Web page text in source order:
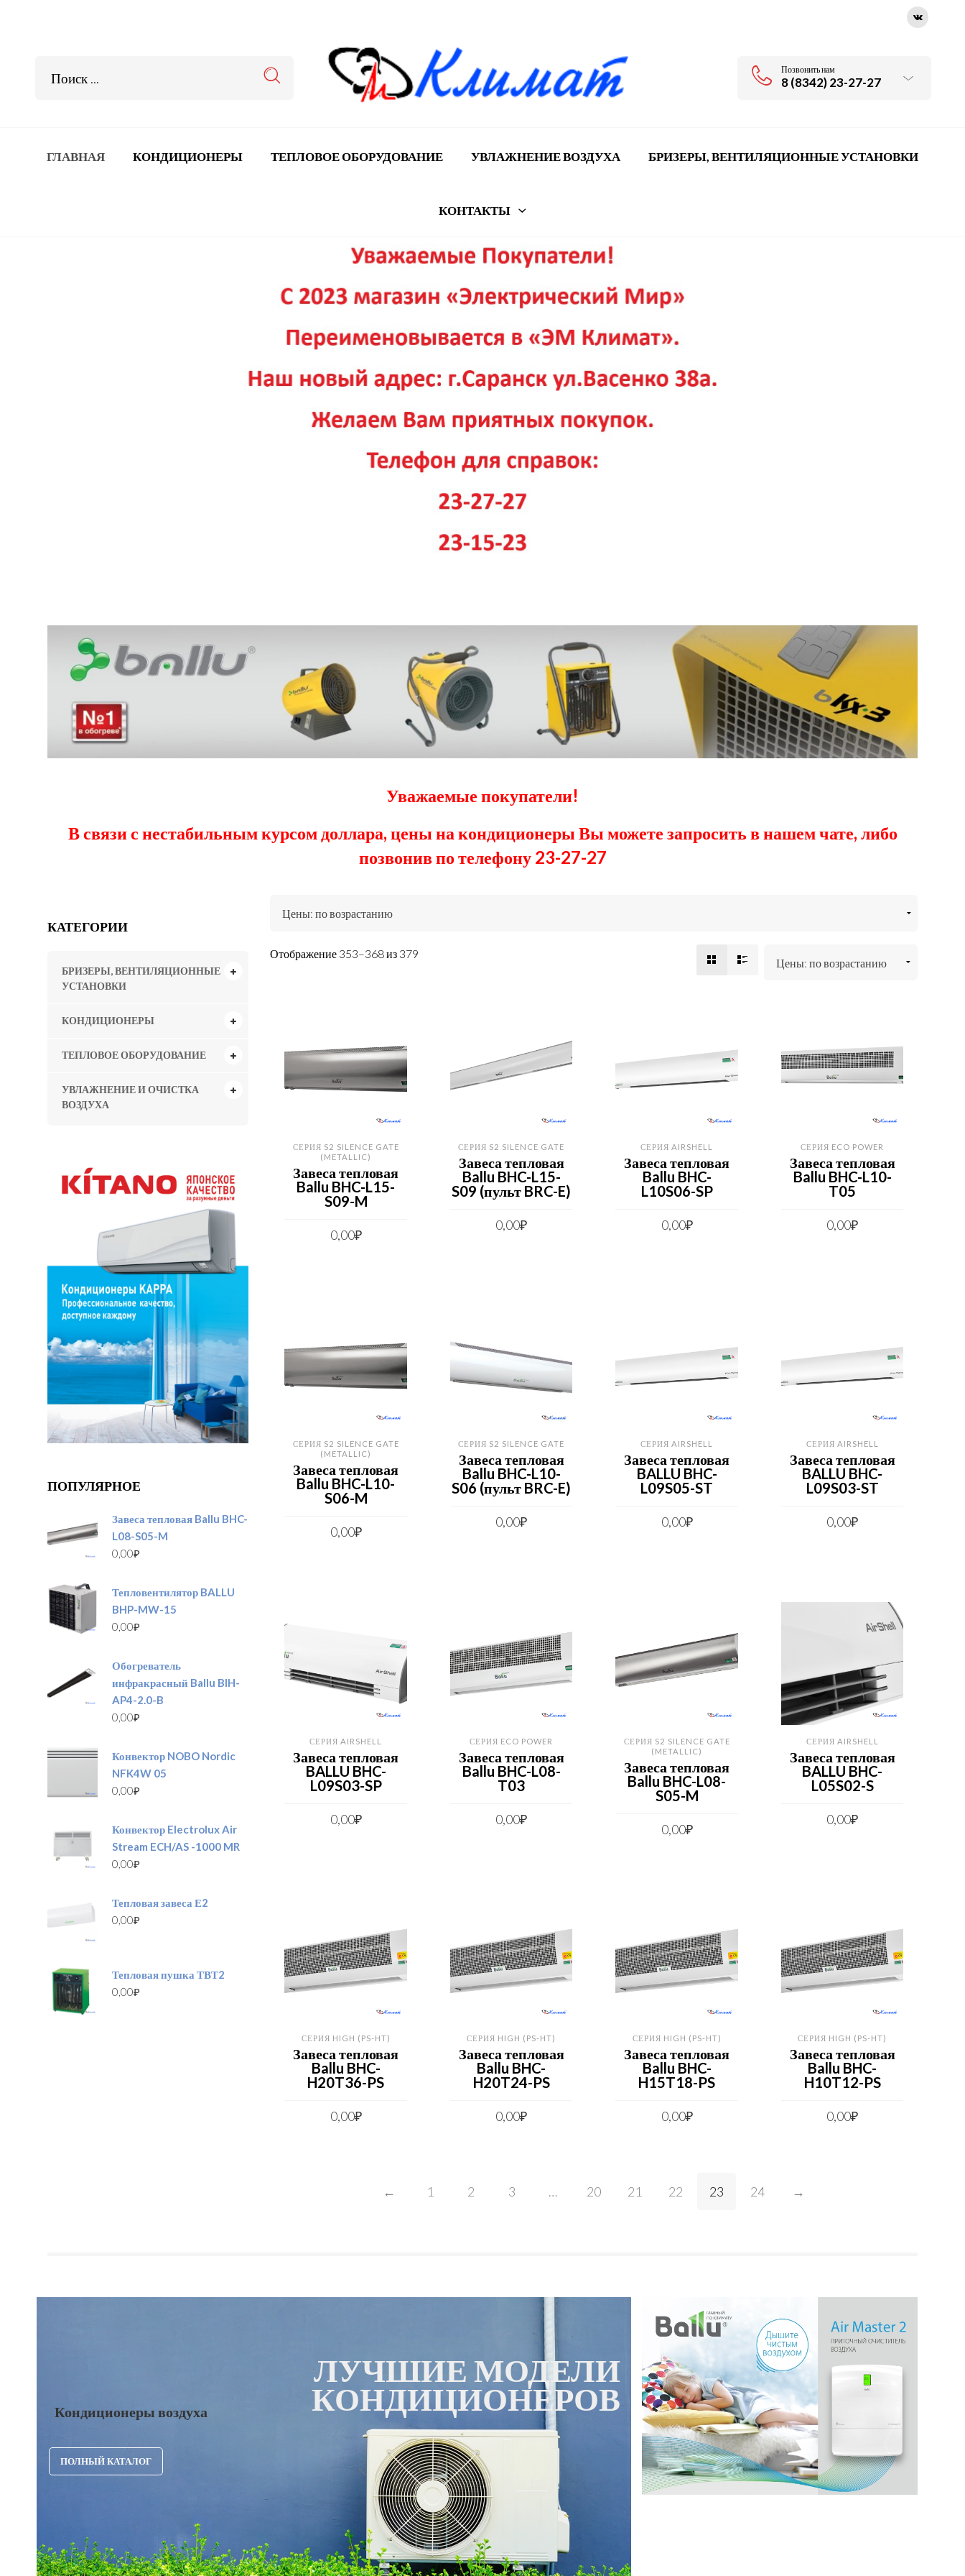
Позвонить нам
8 (8342) 23-27-27
ГЛАВНАЯ КОНДИЦИОНЕРЫ ТЕПЛОВОЕ ОБОРУДОВАНИЕ УВЛАЖНЕНИЕ ВОЗДУХА БРИЗЕРЫ, ВЕНТИЛЯЦИОННЫЕ УСТАНОВКИ
КОНТАКТЫ
Уважаемые покупатели!
В связи с нестабильным курсом доллара, цены на кондиционеры Вы можете запросить в нашем чате, либо
позвонив по телефону 23-27-27
КАТЕГОРИИ
БРИЗЕРЫ, ВЕНТИЛЯЦИОННЫЕ
УСТАНОВКИ
КОНДИЦИОНЕРЫ
ТЕПЛОВОЕ ОБОРУДОВАНИЕ
УВЛАЖНЕНИЕ И ОЧИСТКА
ВОЗДУХА
ПОПУЛЯРНОЕ
Завеса тепловая Ballu BHC-
L08-S05-M
0,00₽
Тепловентилятор BALLU
BHP-MW-15
0,00₽
Обогреватель
инфракрасный Ballu BIH-
AP4-2.0-B
0,00₽
Конвектор NOBO Nordic
NFK4W 05
0,00₽
Конвектор Electrolux Air
Stream ECH/AS -1000 MR
0,00₽
Тепловая завеса Е2
0,00₽
Тепловая пушка ТВТ2
0,00₽
Отображение 353–368 из 379
СЕРИЯ S2 SILENCE GATE
(METALLIC)
Завеса тепловая
Ballu BHC-L15-
S09-M
0,00₽
СЕРИЯ S2 SILENCE GATE
Завеса тепловая
Ballu BHC-L15-
S09 (пульт BRC-E)
0,00₽
СЕРИЯ AIRSHELL
Завеса тепловая
Ballu BHC-
L10S06-SP
0,00₽
СЕРИЯ ECO POWER
Завеса тепловая
Ballu BHC-L10-
T05
0,00₽
СЕРИЯ S2 SILENCE GATE
(METALLIC)
Завеса тепловая
Ballu BHC-L10-
S06-M
0,00₽
СЕРИЯ S2 SILENCE GATE
Завеса тепловая
Ballu BHC-L10-
S06 (пульт BRC-E)
0,00₽
СЕРИЯ AIRSHELL
Завеса тепловая
BALLU BHC-
L09S05-ST
0,00₽
СЕРИЯ AIRSHELL
Завеса тепловая
BALLU BHC-
L09S03-ST
0,00₽
СЕРИЯ AIRSHELL
Завеса тепловая
BALLU BHC-
L09S03-SP
0,00₽
СЕРИЯ ECO POWER
Завеса тепловая
Ballu BHC-L08-
T03
0,00₽
СЕРИЯ S2 SILENCE GATE
(METALLIC)
Завеса тепловая
Ballu BHC-L08-
S05-M
0,00₽
СЕРИЯ AIRSHELL
Завеса тепловая
BALLU BHC-
L05S02-S
0,00₽
СЕРИЯ HIGH (PS-HT)
Завеса тепловая
Ballu BHC-
H20T36-PS
0,00₽
СЕРИЯ HIGH (PS-HT)
Завеса тепловая
Ballu BHC-
H20T24-PS
0,00₽
СЕРИЯ HIGH (PS-HT)
Завеса тепловая
Ballu BHC-
H15T18-PS
0,00₽
СЕРИЯ HIGH (PS-HT)
Завеса тепловая
Ballu BHC-
H10T12-PS
0,00₽
← 1 2 3 … 20 21 22 23 24 →
ЛУЧШИЕ МОДЕЛИ
КОНДИЦИОНЕРОВ
Кондиционеры воздуха
ПОЛНЫЙ КАТАЛОГ